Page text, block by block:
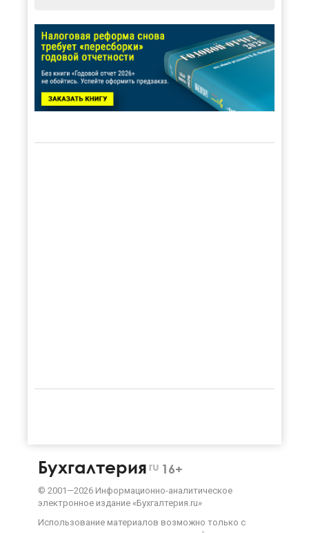
Бухгалтерия ru 16+
© 2001—2026 Информационно-аналитическое
электронное издание «Бухгалтерия.ru»
Использование материалов возможно только с